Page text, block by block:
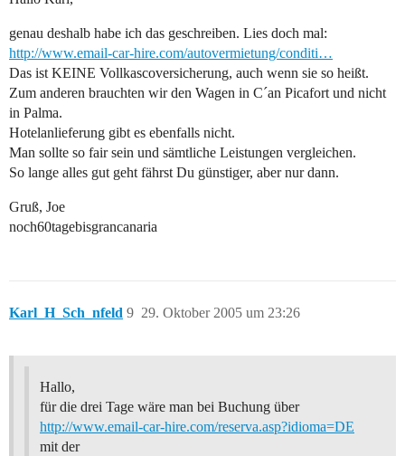
genau deshalb habe ich das geschreiben. Lies doch mal:
http://www.email-car-hire.com/autovermietung/conditi…
Das ist KEINE Vollkascoversicherung, auch wenn sie so heißt.
Zum anderen brauchten wir den Wagen in C´an Picafort und nicht
in Palma.
Hotelanlieferung gibt es ebenfalls nicht.
Man sollte so fair sein und sämtliche Leistungen vergleichen.
So lange alles gut geht fährst Du günstiger, aber nur dann.
Gruß, Joe
noch60tagebisgrancanaria
Karl_H_Sch_nfeld 29. Oktober 2005 um 23:26
9
Hallo,
für die drei Tage wäre man bei Buchung über
http://www.email-car-hire.com/reserva.asp?idioma=DE
mit der